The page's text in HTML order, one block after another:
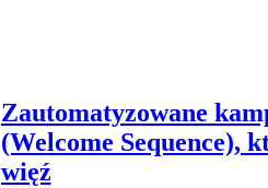
Zautomatyzowane
(Welcome Sequence),
więź